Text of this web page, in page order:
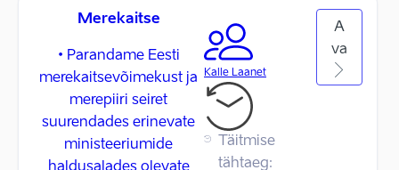
Merekaitse
• Parandame Eesti
merekaitsevõimekust ja
merepiiri seiret
suurendades erinevate
ministeeriumide
Kalle Laanet
Täitmise
tähtaeg:
A
va